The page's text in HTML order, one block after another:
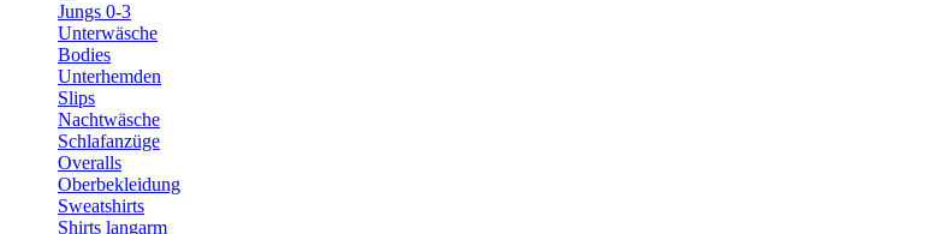
Jungs 0-3
Unterwäsche
Bodies
Unterhemden
Slips
Nachtwäsche
Schlafanzüge
Overalls
Oberbekleidung
Sweatshirts
Shirts langarm